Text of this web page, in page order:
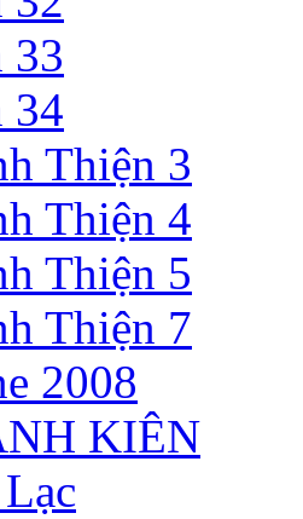
33
34
Thiện 3
Thiện 4
Thiện 5
Thiện 7
2008
KIÊN